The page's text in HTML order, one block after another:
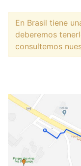
En Brasil tiene
deberemos
consultemos